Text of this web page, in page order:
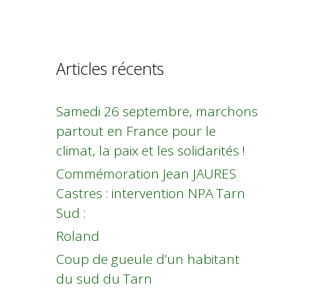
Articles récents
Samedi 26 septembre, marchons
partout en France pour le
climat, la paix et les solidarités !
Commémoration Jean JAURES
Castres : intervention NPA Tarn
Sud :
Roland
Coup de gueule d’un habitant
du sud du Tarn